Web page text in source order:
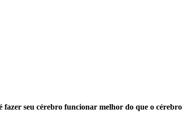
seu cérebro funcionar melhor do que o